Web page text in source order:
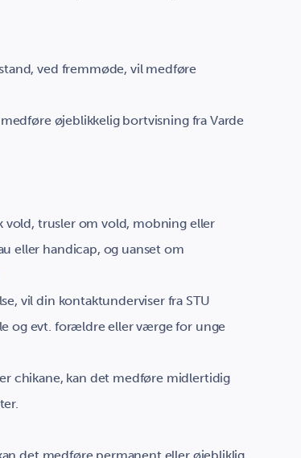
ved fremmøde, vil medføre
øjeblikkelig bortvisning fra Varde
vold, trusler om vold, mobning eller
eller handicap, og uanset om
vil din kontaktunderviser fra STU
og evt. forældre eller værge for unge
chikane, kan det medføre midlertidig